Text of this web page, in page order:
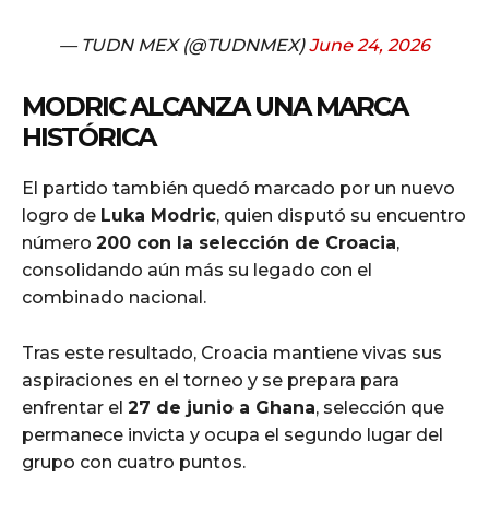
— TUDN MEX (@TUDNMEX)June 24, 2026
MODRIC ALCANZA UNA MARCA
HISTÓRICA
El partido también quedó marcado por un nuevo
logro de Luka Modric, quien disputó su encuentro
número 200 con la selección de Croacia,
consolidando aún más su legado con el
combinado nacional.
Tras este resultado, Croacia mantiene vivas sus
aspiraciones en el torneo y se prepara para
enfrentar el 27 de junio a Ghana, selección que
permanece invicta y ocupa el segundo lugar del
grupo con cuatro puntos.